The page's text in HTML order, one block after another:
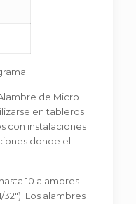
de Micro
en tableros
con instalaciones
donde el
10 alambres
Los alambres